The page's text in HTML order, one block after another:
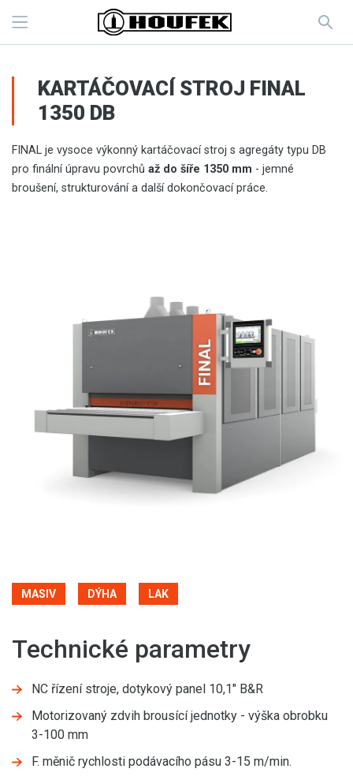
KARTÁČOVACÍ STROJ FINAL
1350 DB
FINAL je vysoce výkonný kartáčovací stroj s agregáty typu DB
pro finální úpravu povrchů až do šíře 1350 mm - jemné
broušení, strukturování a další dokončovací práce.
MASIV DÝHA LAK
Technické parametry
NC řízení stroje, dotykový panel 10,1" B&R
Motorizovaný zdvih brousící jednotky - výška obrobku
3-100 mm
F. měnič rychlosti podávacího pásu 3-15 m/min.